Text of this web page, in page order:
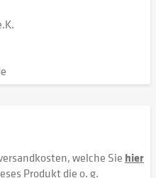
welche Sie hier
Produkt die o. g.